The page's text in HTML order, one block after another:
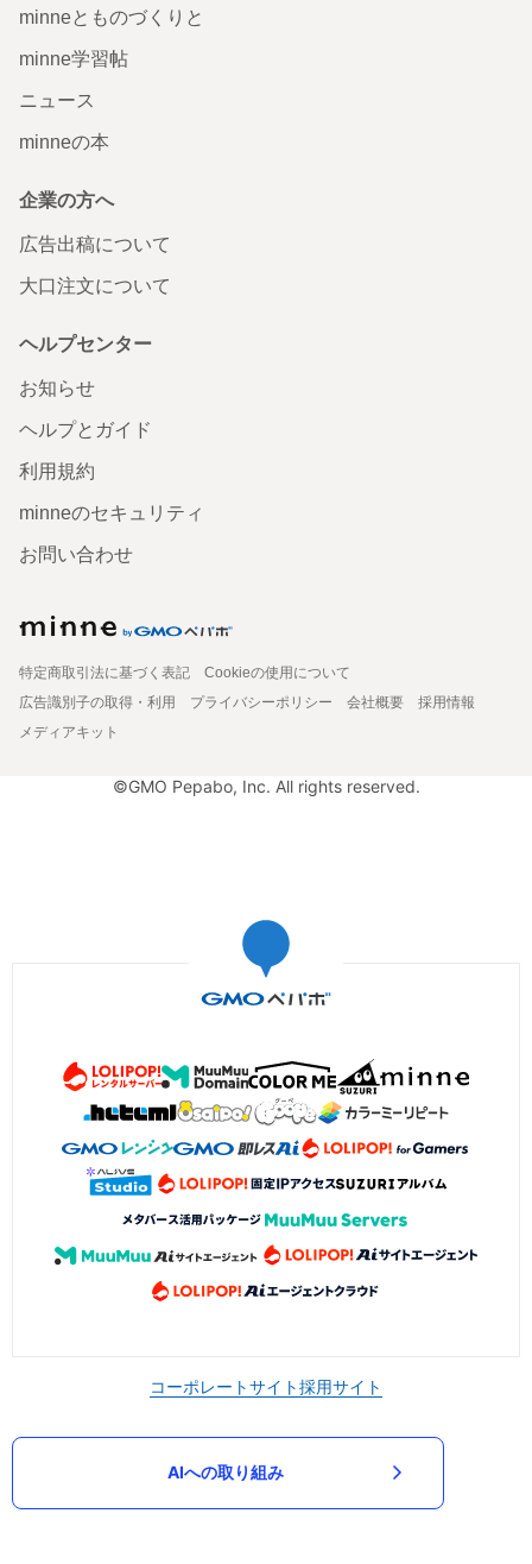
minneとものづくりと
minne学習帖
ニュース
minneの本
企業の方へ
広告出稿について
大口注文について
ヘルプセンター
お知らせ
ヘルプとガイド
利用規約
minneのセキュリティ
お問い合わせ
特定商取引法に基づく表記
Cookieの使用について
広告識別子の取得・利用
プライバシーポリシー 会社概要
採用情報
メディアキット
©GMO Pepabo, Inc. All rights reserved.
コーポレートサイト採用サイト
AIへの取り組み